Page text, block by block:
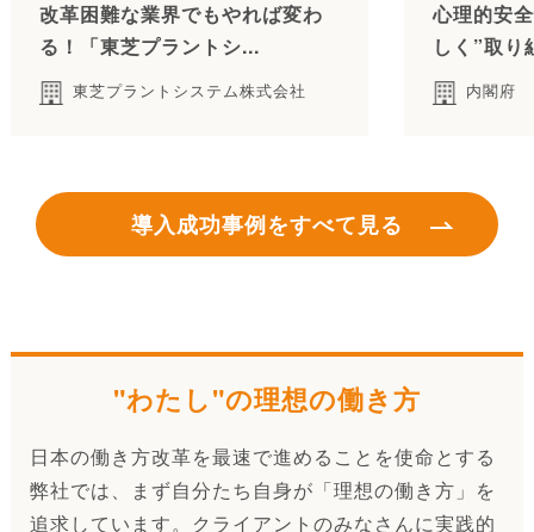
改革困難な業界でもやれば変わ
る！「東芝プラントシ...
東芝プラントシステム株式会社
心理的安
しく”取り
内閣府
導入成功事例をすべて見る
"わたし"の理想の働き方
日本の働き方改革を最速で進めることを使命とする
弊社では、まず自分たち自身が「理想の働き方」を
追求しています。クライアントのみなさんに実践的